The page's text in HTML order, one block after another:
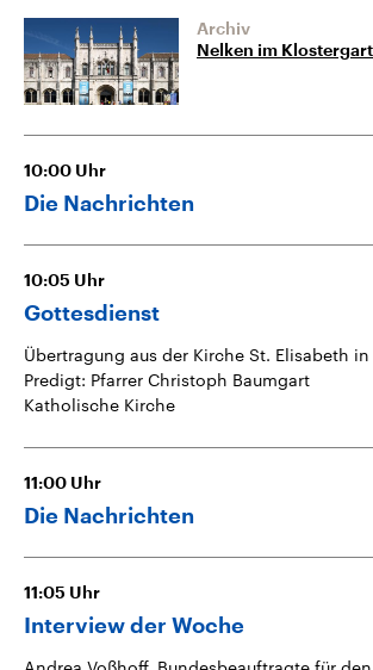
Archiv
Nelken im
10:00 Uhr
Die Nachrichten
10:05 Uhr
Gottesdienst
Übertragung aus der Kirche St. Elisabeth
Predigt: Pfarrer Christoph Baumgart
Katholische Kirche
11:00 Uhr
Die Nachrichten
11:05 Uhr
Interview der Woche